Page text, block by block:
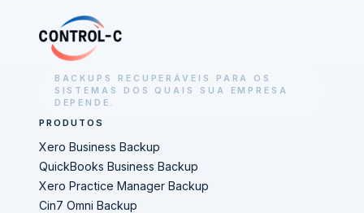
BACKUPS RECUPERÁVEIS PARA OS
SISTEMAS DOS QUAIS SUA EMPRESA
DEPENDE.
PRODUTOS
Xero Business Backup
QuickBooks Business Backup
Xero Practice Manager Backup
Cin7 Omni Backup